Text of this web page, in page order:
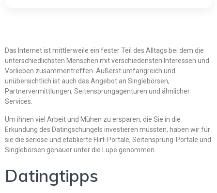
Das Internet ist mittlerweile ein fester Teil des Alltags bei dem die
unterschiedlichsten Menschen mit verschiedensten Interessen und
Vorlieben zusammentreffen. Äußerst umfangreich und
unübersichtlich ist auch das Angebot an Singlebörsen,
Partnervermittlungen, Seitensprungagenturen und ähnlicher
Services.
Um ihnen viel Arbeit und Mühen zu ersparen, die Sie in die
Erkundung des Datingschungels investieren müssten, haben wir für
sie die seriöse und etablierte Flirt-Portale, Seitensprung-Portale und
Singlebörsen genauer unter die Lupe genommen.
Datingtipps